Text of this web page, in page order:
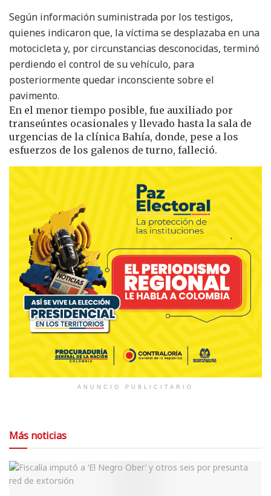
Según información suministrada por los testigos,
quienes indicaron que, la víctima se desplazaba en una
motocicleta y, por circunstancias desconocidas, terminó
perdiendo el control de su vehículo, para
posteriormente quedar inconsciente sobre el
pavimento.
En el menor tiempo posible, fue auxiliado por
transeúntes ocasionales y llevado hasta la sala de
urgencias de la clínica Bahía, donde, pese a los
esfuerzos de los galenos de turno, falleció.
ANUNCIO PUBLICITARIO
Más noticias